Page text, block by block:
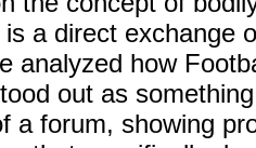
a direct exchange
analyzed how
out as
a forum, showing